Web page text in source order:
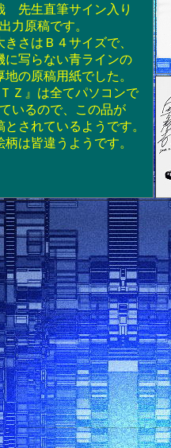
生直筆サイン入り
力原稿です。
さはＢ４サイズで、
写らない青ラインの
の原稿用紙でした。
Ｚ』は全てパソコンで
いるので、この品が
されているようです。
は皆違うようです。